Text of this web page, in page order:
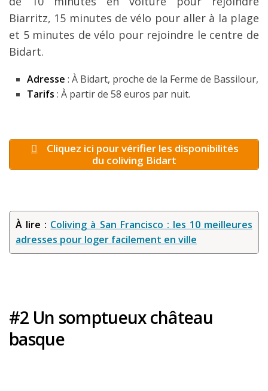
Biarritz, 15 minutes de vélo pour aller à la plage
et 5 minutes de vélo pour rejoindre le centre de
Bidart.
Adresse : À Bidart, proche de la Ferme de Bassilour,
Tarifs : À partir de 58 euros par nuit.
Cliquez ici pour vérifier les disponibilités
du coliving Bidart
À lire : Coliving à San Francisco : les 10 meilleures
adresses pour loger facilement en ville
#2 Un somptueux château
basque